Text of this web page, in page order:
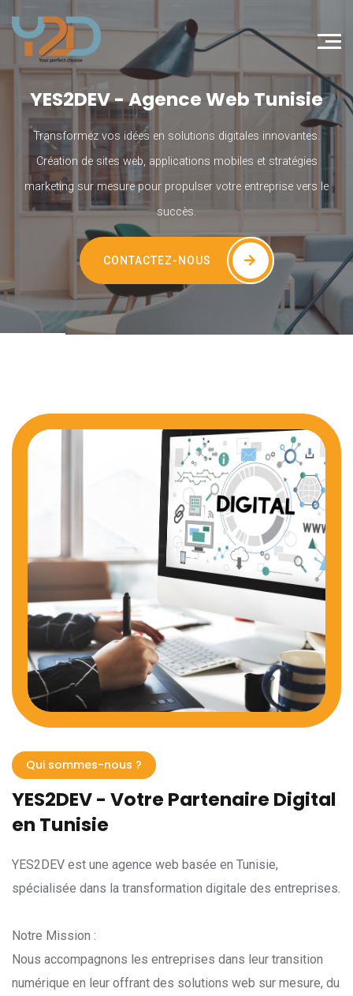
YES2DEV - Agence Web Tunisie
Transformez vos idées en solutions digitales innovantes.
Création de sites web, applications mobiles et stratégies
marketing sur mesure pour propulser votre entreprise vers le
succès.
CONTACTEZ-NOUS
Qui sommes-nous ?
YES2DEV - Votre Partenaire Digital
en Tunisie
YES2DEV est une agence web basée en Tunisie,
spécialisée dans la transformation digitale des entreprises.
Notre Mission :
Nous accompagnons les entreprises dans leur transition
numérique en leur offrant des solutions web sur mesure, du